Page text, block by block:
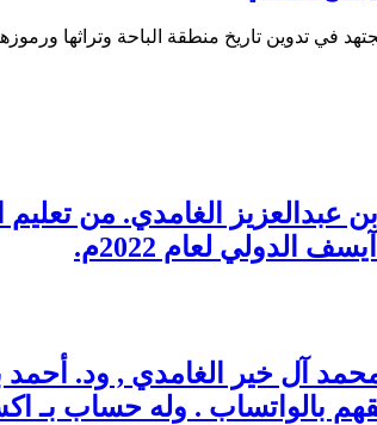
في تدوين تاريخ منطقة الباحة وتراثها
بن عبدالعزيز الغامدي. من
. محمد آل خير الغامدي , ود.
بالواتساب . وله حساب بـ